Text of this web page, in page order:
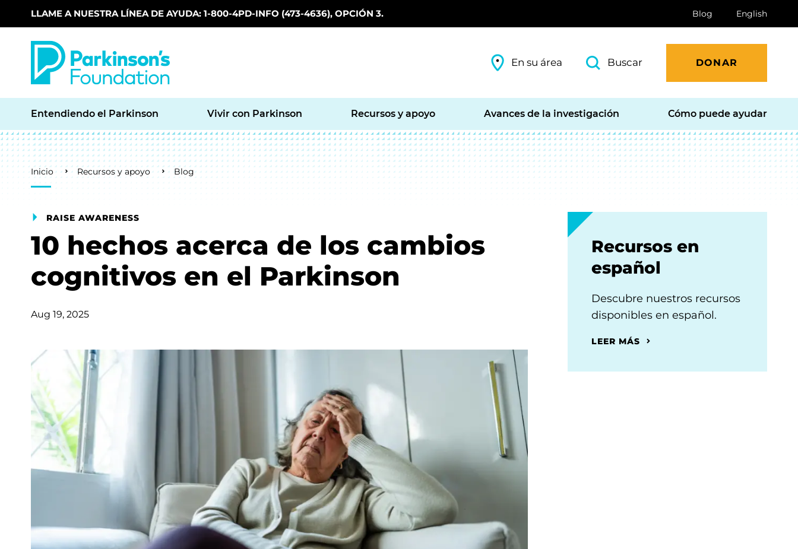
Skip to main content
LLAME A NUESTRA LÍNEA DE AYUDA: 1-800-4PD-INFO (473-4636), OPCIÓN 3. Blog English
En su área Buscar DONAR
Entendiendo el Parkinson Vivir con Parkinson Recursos y apoyo Avances de la investigación Cómo puede ayudar
Breadcrumb
Inicio Recursos y apoyo Blog
RAISE AWARENESS
10 hechos acerca de los cambios
cognitivos en el Parkinson
Aug 19, 2025
Recursos en
español
Descubre nuestros recursos
disponibles en español.
LEER MÁS